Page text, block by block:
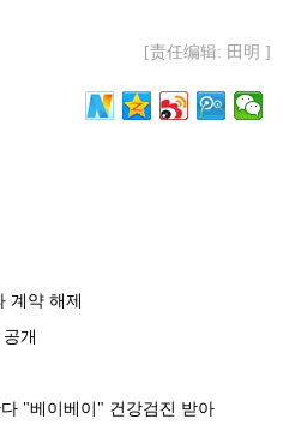
[责任编辑: 田明 ]
계약 해제
개
"베이베이" 건강검진 받아